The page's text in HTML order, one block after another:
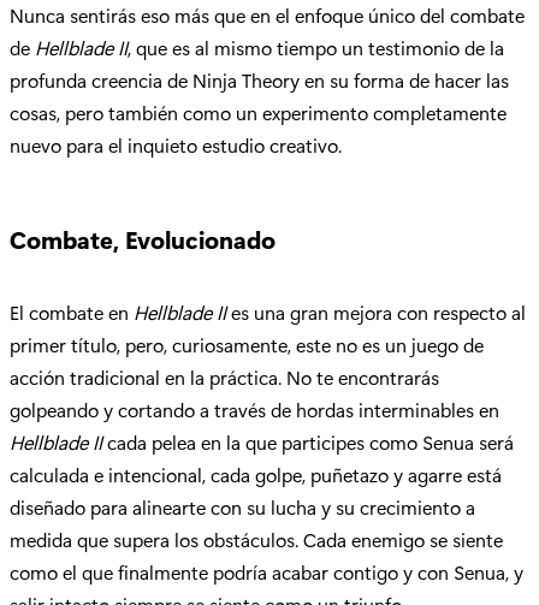
Nunca sentirás eso más que en el enfoque único del combate
de Hellblade II, que es al mismo tiempo un testimonio de la
profunda creencia de Ninja Theory en su forma de hacer las
cosas, pero también como un experimento completamente
nuevo para el inquieto estudio creativo.
Combate, Evolucionado
El combate en Hellblade IIes una gran mejora con respecto al
primer título, pero, curiosamente, este no es un juego de
acción tradicional en la práctica. No te encontrarás
golpeando y cortando a través de hordas interminables en
Hellblade IIcada pelea en la que participes como Senua será
calculada e intencional, cada golpe, puñetazo y agarre está
diseñado para alinearte con su lucha y su crecimiento a
medida que supera los obstáculos. Cada enemigo se siente
como el que finalmente podría acabar contigo y con Senua, y